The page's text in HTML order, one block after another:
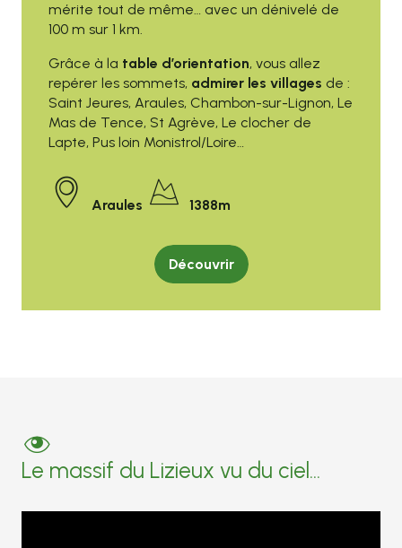
mérite tout de même… avec un dénivelé de
100 m sur 1 km.
Grâce à la table d’orientation, vous allez
repérer les sommets, admirer les villages de :
Saint Jeures, Araules, Chambon-sur-Lignon, Le
Mas de Tence, St Agrève, Le clocher de
Lapte, Pus loin Monistrol/Loire…
Araules 1388m
Découvrir
Le massif du Lizieux vu du ciel...